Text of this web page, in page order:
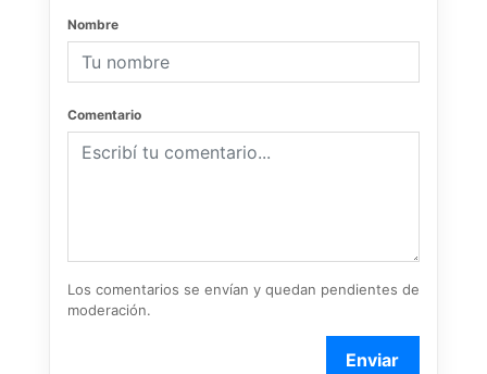
Nombre
Comentario
Los comentarios se envían y quedan pendientes de
moderación.
Enviar